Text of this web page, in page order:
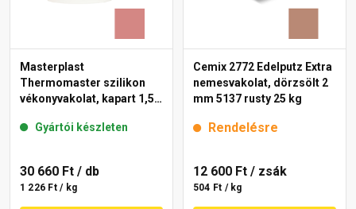
Masterplast
Thermomaster szilikon
vékonyvakolat, kapart 1,5
Gyártói készleten
30 660 Ft / db
1 226 Ft / kg
Cemix 2772 Edelputz Extra
nemesvakolat, dörzsölt 2
mm 5137 rusty 25 kg
Rendelésre
12 600 Ft / zsák
504 Ft / kg